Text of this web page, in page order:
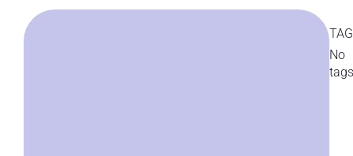
No
tags